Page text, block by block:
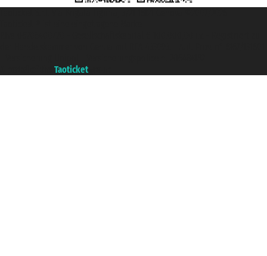
Taoticket